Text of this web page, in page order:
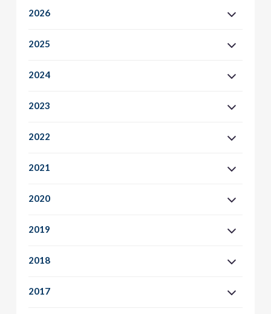
2026
2025
2024
2023
2022
2021
2020
2019
2018
2017